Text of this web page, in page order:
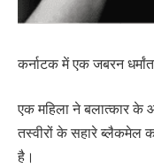
कर्नाटक में एक जबरन
एक महिला ने बलात्कार के
तस्वीरों के सहारे ब्लैकमेल
है।